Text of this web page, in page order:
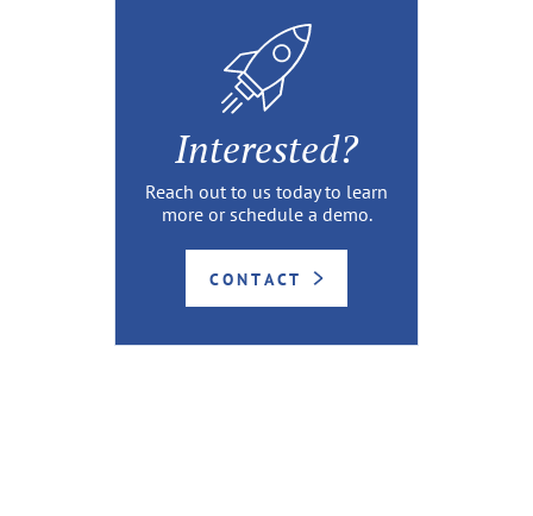
Interested?
Reach out to us today to learn
more or schedule a demo.
CONTACT